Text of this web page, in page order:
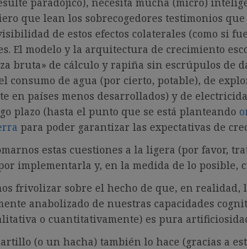
que lean los sobrecogedores testimonios que
de estos efectos colaterales (como si
El modelo y la arquitectura de crecimiento
bruta» de cálculo y rapiña sin escrúpulos de
consumo de agua (por cierto, potable), de
en países menos desarrollados) y de
plazo (hasta el punto que se está planteando
para poder garantizar las expectativas de
estas cuestiones a la ligera (por favor,
implementarla y, en la medida de lo posible,
frivolizar sobre el hecho de que, en realidad,
anabolizado de nuestras capacidades
o cuantitativamente) es pura
(o un hacha) también lo hace (gracias a